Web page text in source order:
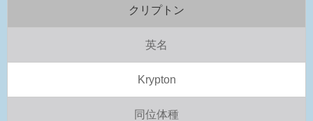
クリプトン
英名
Krypton
同位体種